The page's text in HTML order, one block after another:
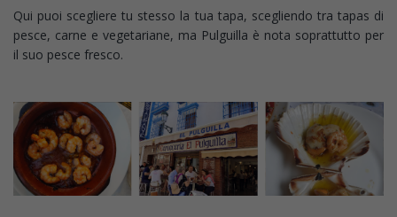
Qui puoi scegliere tu stesso la tua tapa, scegliendo tra tapas di
pesce, carne e vegetariane, ma Pulguilla è nota soprattutto per
il suo pesce fresco.